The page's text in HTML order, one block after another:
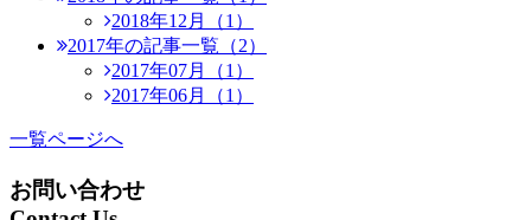
2018年12月（1）
2017年の記事一覧（2）
2017年07月（1）
2017年06月（1）
一覧ページへ
お問い合わせ